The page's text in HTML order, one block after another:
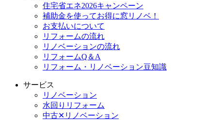
住宅省エネ2026キャンペーン
補助金を使ってお得に窓リノベ！
お支払いについて
リフォームの流れ
リノベーションの流れ
リフォームQ＆A
リフォーム・リノベーション豆知識
サービス
リノベーション
水回りリフォーム
中古✕リノベーション